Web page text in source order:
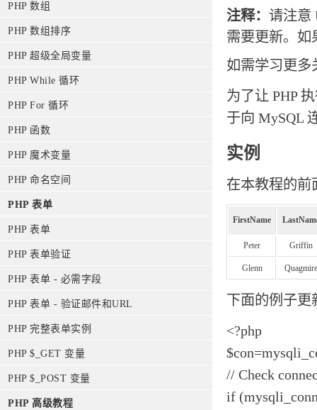
PHP 数组
PHP 数组排序
PHP 超级全局变量
PHP While 循环
PHP For 循环
PHP 函数
PHP 魔术变量
PHP 命名空间
PHP 表单
PHP 表单
PHP 表单验证
PHP 表单 - 必需字段
PHP 表单 - 验证邮件和URL
PHP 完整表单实例
PHP $_GET 变量
PHP $_POST 变量
PHP 高级教程
注释： 请注意
需要更新。如
如需学习更多
为了让 PHP
于向 MySQL
实例
在本教程的前
FirstName
Peter Griffin
Glenn Quagmire
下面的例子更
<?php
// Check
if